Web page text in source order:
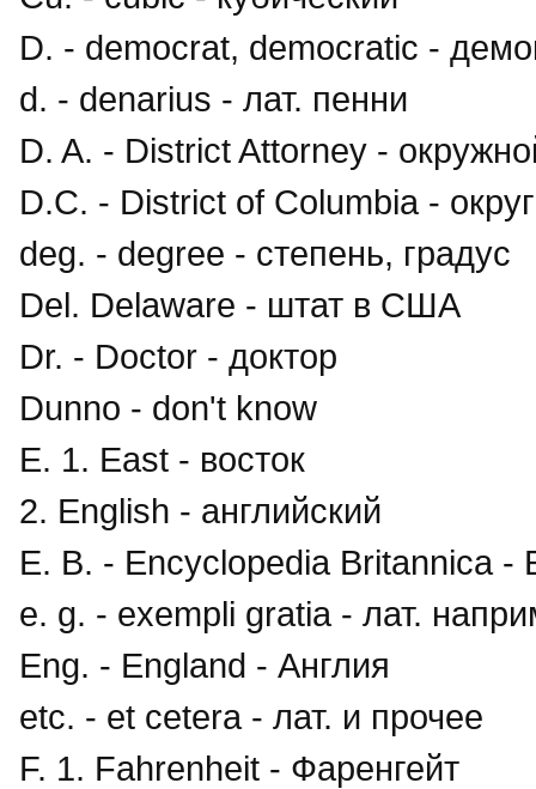
D. - democrat, democratic -
d. - denarius - лат. пенни
D. A. - District Attorney -
D.C. - District of Columbia -
deg. - degree - степень, градус
Del. Delaware - штат в США
Dr. - Doctor - доктор
Dunno - don't know
E. 1. East - восток
2. English - английский
E. B. - Encyclopedia Britannica -
e. g. - exempli gratia - лат.
Eng. - England - Англия
etc. - et cetera - лат. и прочее
F. 1. Fahrenheit - Фаренгейт